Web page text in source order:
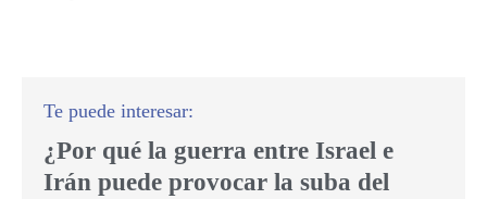
¿Por qué la guerra entre Israel e
Irán puede provocar la suba del